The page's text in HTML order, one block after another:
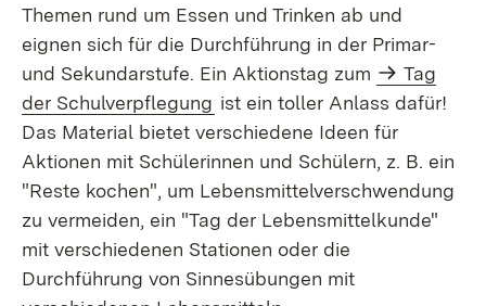
Themen rund um Essen und Trinken ab und
eignen sich für die Durchführung in der Primar-
und Sekundarstufe. Ein Aktionstag zum
Tag
der Schulverpflegung ist ein toller Anlass dafür!
Das Material bietet verschiedene Ideen für
Aktionen mit Schülerinnen und Schülern, z. B. ein
"Reste kochen", um Lebensmittelverschwendung
zu vermeiden, ein "Tag der Lebensmittelkunde"
mit verschiedenen Stationen oder die
Durchführung von Sinnesübungen mit